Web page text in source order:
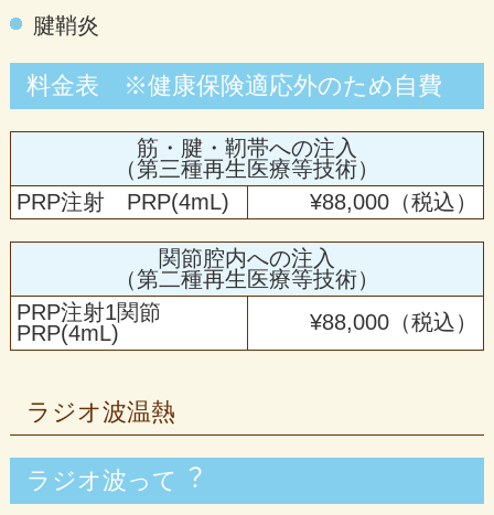
腱鞘炎
料金表 ※健康保険適応外のため自費
筋・腱・靭帯への注入
（第三種再生医療等技術）
PRP注射 PRP(4mL)
¥88,000（税込）
関節腔内への注入
（第二種再生医療等技術）
PRP注射1関節
PRP(4mL)
¥88,000（税込）
ラジオ波温熱
ラジオ波って︖